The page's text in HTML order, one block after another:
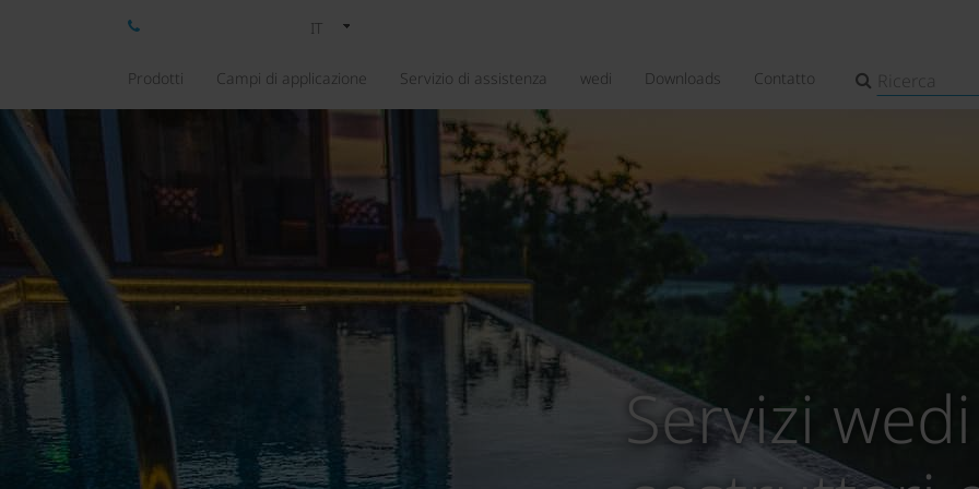
IT
Prodotti Campi di applicazione Servizio di assistenza wedi Downloads Contatto
Servizi